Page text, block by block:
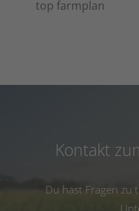
top farmplan
Kontakt
Du hast Fragen zu